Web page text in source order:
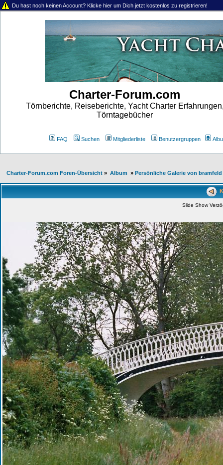
Du hast noch keinen Account? Klicke hier um Dich jetzt kostenlos zu registrieren!
Charter-Forum.com
Törnberichte, Reiseberichte, Yacht Charter
Törntagebücher
FAQ Suchen Mitgliederliste Benutzergruppen
Charter-Forum.com Foren-Übersicht » Album » Persönliche Galerie von bramfeld
Slide Show